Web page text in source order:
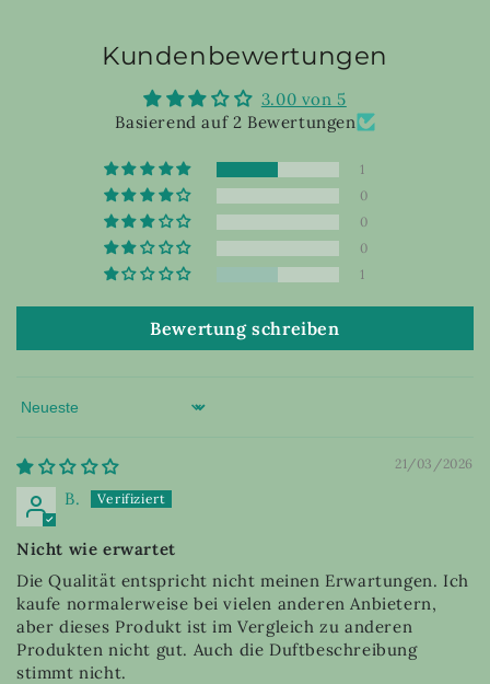
Kundenbewertungen
3.00 von 5
Basierend auf 2 Bewertungen
1
0
0
0
1
Bewertung schreiben
Sort by
21/03/2026
B.
Nicht wie erwartet
Die Qualität entspricht nicht meinen Erwartungen. Ich
kaufe normalerweise bei vielen anderen Anbietern,
aber dieses Produkt ist im Vergleich zu anderen
Produkten nicht gut. Auch die Duftbeschreibung
stimmt nicht.